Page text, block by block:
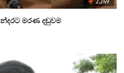
2,249
මරණ දඬුවම